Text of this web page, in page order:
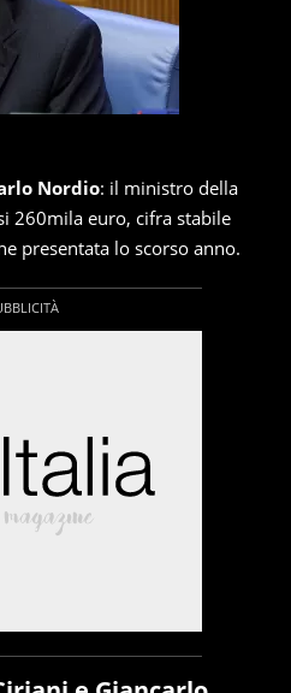
Nordio: il ministro della
260mila euro, cifra stabile
presentata lo scorso anno.